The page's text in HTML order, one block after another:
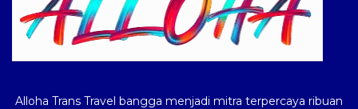
Alloha Trans Travel bangga menjadi mitra terpercaya ribuan